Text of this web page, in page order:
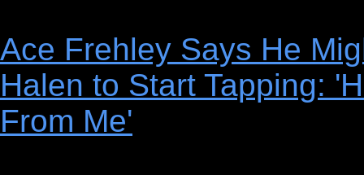
Ace Frehley Says He
Halen to Start Tapping:
From Me'